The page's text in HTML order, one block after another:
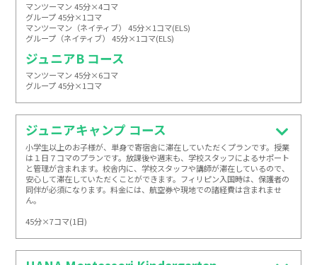
マンツーマン 45分×4コマ
グループ 45分×1コマ
マンツーマン（ネイティブ） 45分×1コマ(ELS)
グループ（ネイティブ） 45分×1コマ(ELS)
ジュニアB コース
マンツーマン 45分×6コマ
グループ 45分×1コマ
ジュニアキャンプ コース
小学生以上のお子様が、単身で寄宿舎に滞在していただくプランです。授業
は１日７コマのプランです。放課後や週末も、学校スタッフによるサポート
と管理が含まれます。校舎内に、学校スタッフや講師が滞在しているので、
安心して滞在していただくことができます。フィリピン入国時は、保護者の
同伴が必須になります。料金には、航空券や現地での諸経費は含まれませ
ん。
45分×7コマ(1日)